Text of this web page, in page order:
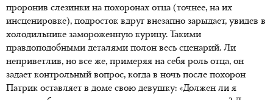
проронив слезинки на похоронах отца (точнее, на их
инсценировке), подросток вдруг внезапно зарыдает, увидев в
холодильнике замороженную курицу. Такими
правдоподобными деталями полон весь сценарий. Ли
неприветлив, но все же, примеряя на себя роль отца, он
задает контрольный вопрос, когда в ночь после похорон
Патрик оставляет в доме свою девушку: «Должен ли я